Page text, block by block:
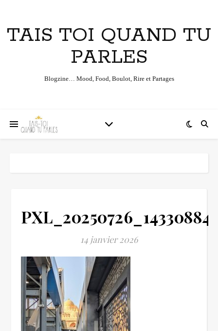
TAIS TOI QUAND TU
PARLES
Blogzine… Mood, Food, Boulot, Rire et Partages
14 janvier 2026